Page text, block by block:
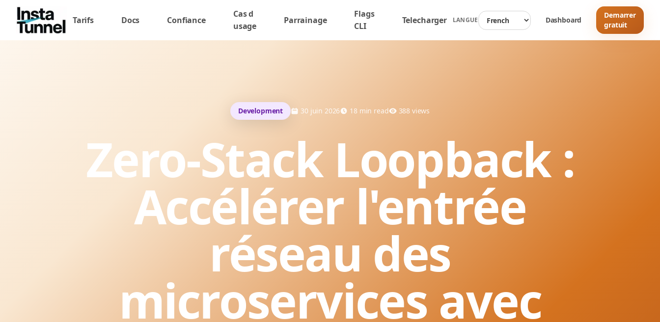
Tarifs Docs Confiance
Cas d
usage
Parrainage
Flags
CLI
Telecharger LANGUE Dashboard
Demarrer
gratuit
Development 30 juin 2026 18 min read 388 views
Zero-Stack Loopback :
Accélérer l'entrée
réseau des
microservices avec